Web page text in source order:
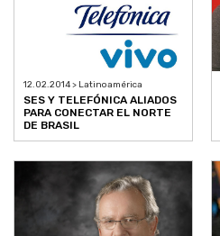
12.02.2014 > Latinoamérica
SES Y TELEFÓNICA ALIADOS
PARA CONECTAR EL NORTE
DE BRASIL